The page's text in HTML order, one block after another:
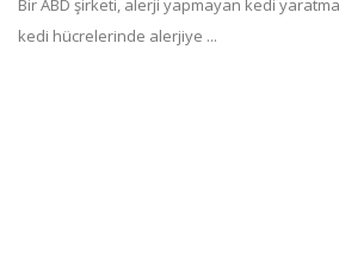
kedi hücrelerinde alerjiye ...